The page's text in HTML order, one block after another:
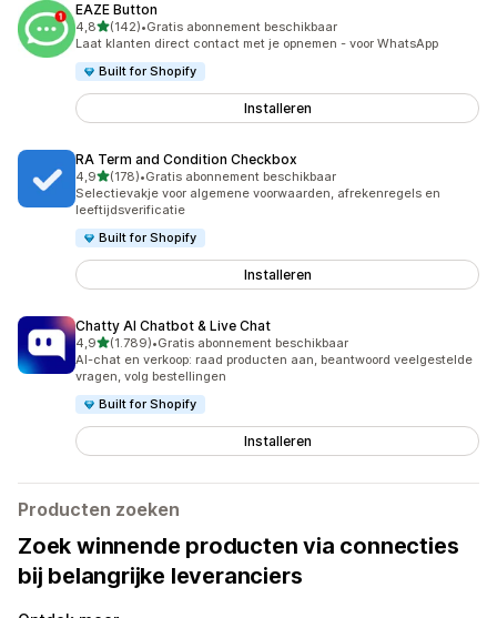
EAZE Button
4,8van 5 sterren
(142)
142 recensies in totaal
•Gratis abonnement beschikbaar
Laat klanten direct contact met je opnemen - voor WhatsApp
Built for Shopify
Installeren
RA Term and Condition Checkbox
4,9van 5 sterren
(178)
178 recensies in totaal
•Gratis abonnement beschikbaar
Selectievakje voor algemene voorwaarden, afrekenregels en
leeftijdsverificatie
Built for Shopify
Installeren
Chatty AI Chatbot & Live Chat
4,9van 5 sterren
(1.789)
1789 recensies in totaal
•Gratis abonnement beschikbaar
AI-chat en verkoop: raad producten aan, beantwoord veelgestelde
vragen, volg bestellingen
Built for Shopify
Installeren
Producten zoeken
Zoek winnende producten via connecties
bij belangrijke leveranciers